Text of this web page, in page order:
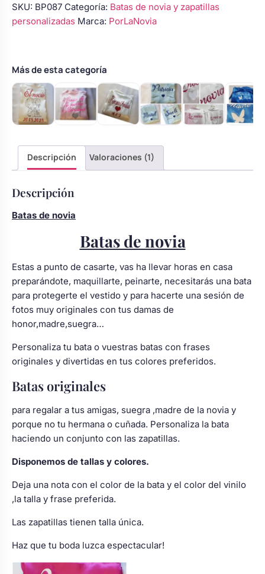
–
Modelo
SKU: BP087 Categoría: Batas de novia y zapatillas
personalizadas Marca: PorLaNovia
Más de esta categoría
Descripción Valoraciones (1)
Descripción
Batas de novia
Batas de novia
Estas a punto de casarte, vas ha llevar horas en casa
preparándote, maquillarte, peinarte, necesitarás una bata
para protegerte el vestido y para hacerte una sesión de
fotos muy originales con tus damas de
honor,madre,suegra…
Personaliza tu bata o vuestras batas con frases
originales y divertidas en tus colores preferidos.
Batas originales
para regalar a tus amigas, suegra ,madre de la novia y
porque no tu hermana o cuñada. Personaliza la bata
haciendo un conjunto con las zapatillas.
Disponemos de tallas y colores.
Deja una nota con el color de la bata y el color del vinilo
,la talla y frase preferida.
Las zapatillas tienen talla única.
Haz que tu boda luzca espectacular!